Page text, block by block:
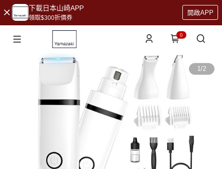
下載日本山崎APP
領取$300折價券
開啟APP
0
1/2